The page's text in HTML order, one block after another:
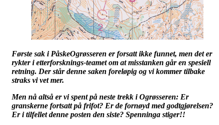
Første sak i PåskeOgrøsseren er forsatt ikke funnet, men det er
rykter i etterforsknings-teamet om at misstanken går en spesiell
retning. Der står denne saken foreløpig og vi kommer tilbake
straks vi vet mer.
Men nå altså er vi spent på neste trekk i Ogrøsseren: Er
granskerne fortsatt på frifot? Er de fornøyd med godtgjørelsen?
Er i tilfellet denne posten den siste? Spenninga stiger!!